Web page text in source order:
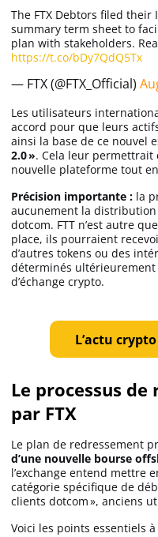
The FTX Debtors filed
summary term sheet to
plan with stakeholders.
https://t.co/bDy7QdQ5Tx
— FTX (@FTX_Official)
Les utilisateurs
accord pour que leurs
ainsi la base de ce nouvel
2.0 ». Cela leur permettrait
nouvelle plateforme tout
Précision importante : la
aucunement la
dotcom. FTT n’est autre
place, ils pourraient
d’autres tokens ou des
déterminés
d’échange crypto.
L’actu
Le processus
par FTX
Le plan de redressement
d’une nouvelle bourse
l’exchange entend mettre
catégorie spécifique de
clients dotcom », anciens
Voici les points essentiels